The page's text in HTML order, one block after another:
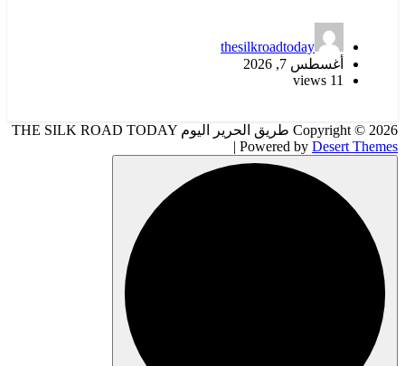
Copyright © 2026 طريق الحرير اليوم THE SILK ROAD TODAY
|